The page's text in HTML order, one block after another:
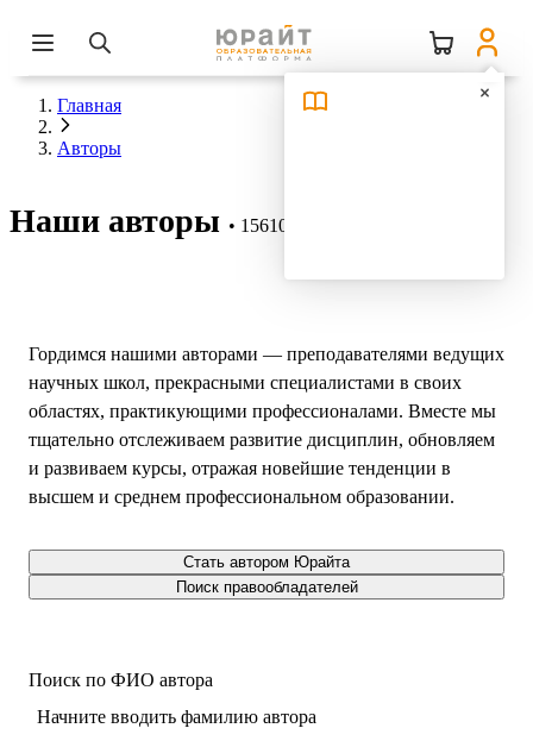
Главная
Авторы
Наши авторы 15610 авторов
Гордимся нашими авторами — преподавателями ведущих
научных школ, прекрасными специалистами в своих
областях, практикующими профессионалами. Вместе мы
тщательно отслеживаем развитие дисциплин, обновляем
и развиваем курсы, отражая новейшие тенденции в
высшем и среднем профессиональном образовании.
Стать автором Юрайта
Поиск правообладателей
Поиск по ФИО автора
Начните вводить фамилию автора